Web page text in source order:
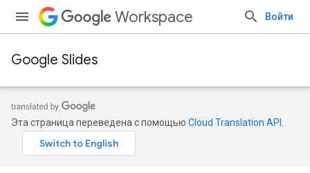
Workspace Войти
Google Slides
Эта страница переведена с помощью Cloud Translation API